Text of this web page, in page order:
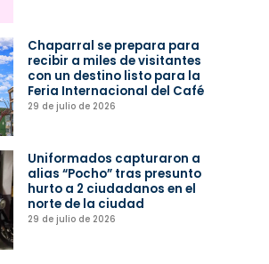
Chaparral se prepara para
recibir a miles de visitantes
con un destino listo para la
Feria Internacional del Café
29 de julio de 2026
Uniformados capturaron a
alias “Pocho” tras presunto
hurto a 2 ciudadanos en el
norte de la ciudad
29 de julio de 2026